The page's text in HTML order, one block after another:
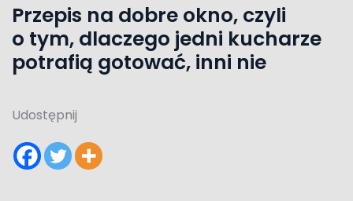
Przepis na dobre okno, czyli
o tym, dlaczego jedni kucharze
potrafią gotować, inni nie
Udostępnij